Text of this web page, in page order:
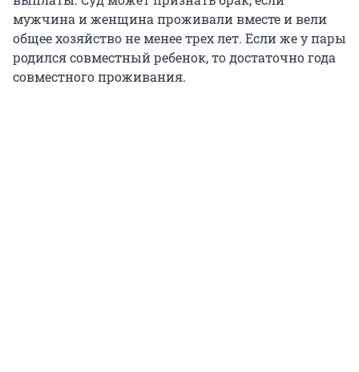
мужчина и женщина проживали вместе и вели
общее хозяйство не менее трех лет. Если же у пары
родился совместный ребенок, то достаточно года
совместного проживания.